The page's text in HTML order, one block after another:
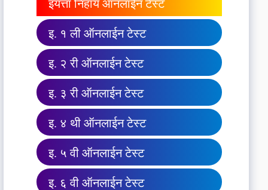
इयत्ता निहाय ऑनलाईन टेस्ट
इ. १ ली ऑनलाईन टेस्ट
इ. २ री ऑनलाईन टेस्ट
इ. ३ री ऑनलाईन टेस्ट
इ. ४ थी ऑनलाईन टेस्ट
इ. ५ वी ऑनलाईन टेस्ट
इ. ६ वी ऑनलाईन टेस्ट